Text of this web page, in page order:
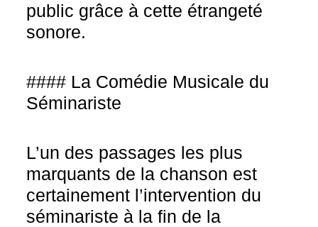
public grâce à cette étrangeté
sonore.
#### La Comédie Musicale du
Séminariste
L’un des passages les plus
marquants de la chanson est
certainement l’intervention du
séminariste à la fin de la